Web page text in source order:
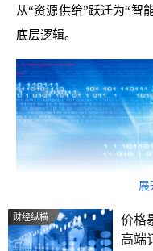
从“资源供给”跃迁为“智
底层逻辑。
展
财经纵横
价格
高端